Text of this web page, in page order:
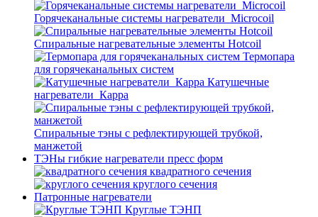
Горячеканальные системы нагреватели_Microcoil
Спиральные нагревательные элементы Hotcoil
Термопара
для горячеканальных систем
Катушечные
нагреватели_Карра
Спиральные тэны с рефлектирующей трубкой,
манжетой
ТЭНы гибкие нагреватели пресс форм
квадратного сечения
круглого сечения
Патронные нагреватели
Круглые ТЭНП